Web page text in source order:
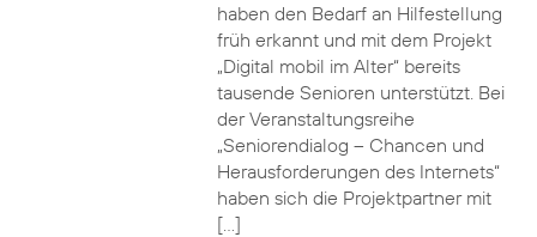
haben den Bedarf an Hilfestellung
früh erkannt und mit dem Projekt
„Digital mobil im Alter“ bereits
tausende Senioren unterstützt. Bei
der Veranstaltungsreihe
„Seniorendialog – Chancen und
Herausforderungen des Internets“
haben sich die Projektpartner mit
[…]